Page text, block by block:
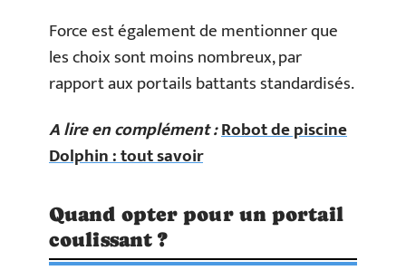
Force est également de mentionner que
les choix sont moins nombreux, par
rapport aux portails battants standardisés.
A lire en complément :Robot de piscine
Dolphin : tout savoir
Quand opter pour un portail
coulissant ?